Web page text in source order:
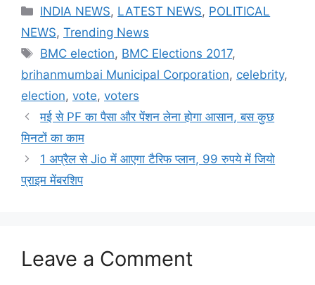
Categories
INDIA NEWS, LATEST NEWS, POLITICAL
NEWS, Trending News
Tags
BMC election, BMC Elections 2017,
brihanmumbai Municipal Corporation, celebrity,
election, vote, voters
मई से PF का पैसा और पेंशन लेना होगा आसान, बस कुछ
मिनटों का काम
1 अप्रैल से Jio में आएगा टैरिफ प्लान, 99 रुपये में जियो
प्राइम मेंबरशिप
Leave a Comment